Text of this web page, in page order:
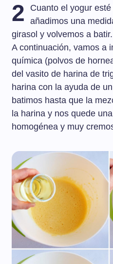
2
Cuanto el yogur
añadimos una
girasol y volvemos a batir.
A continuación, vamos a
química (polvos de
del vasito de harina de
harina con la ayuda de
batimos hasta que la
la harina y nos quede
homogénea y muy